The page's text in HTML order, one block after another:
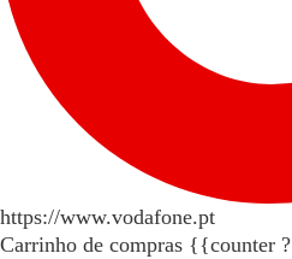
https://www.vodafone.pt
Carrinho de compras {{counter ?